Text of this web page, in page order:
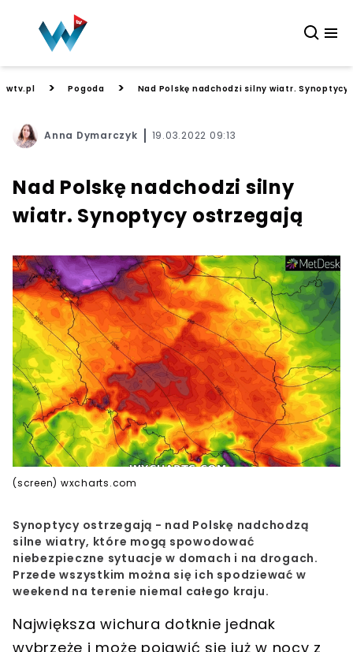
wtv.pl > Pogoda > Nad Polskę nadchodzi silny wiatr.
Anna Dymarczyk 19.03.2022 09:13
Nad Polskę nadchodzi silny
wiatr. Synoptycy ostrzegają
(screen) wxcharts.com
Synoptycy ostrzegają - nad Polskę nadchodzą
silne wiatry, które mogą spowodować
niebezpieczne sytuacje w domach i na drogach.
Przede wszystkim można się ich spodziewać w
weekend na terenie niemal całego kraju.
Największa wichura dotknie jednak
wybrzeże i może pojawić się już w nocy z